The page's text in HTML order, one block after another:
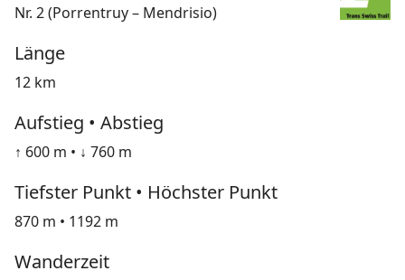
Nr. 2 (Porrentruy – Mendrisio)
Länge
12 km
Aufstieg • Abstieg
↑ 600 m • ↓ 760 m
Tiefster Punkt • Höchster Punkt
870 m • 1192 m
Wanderzeit